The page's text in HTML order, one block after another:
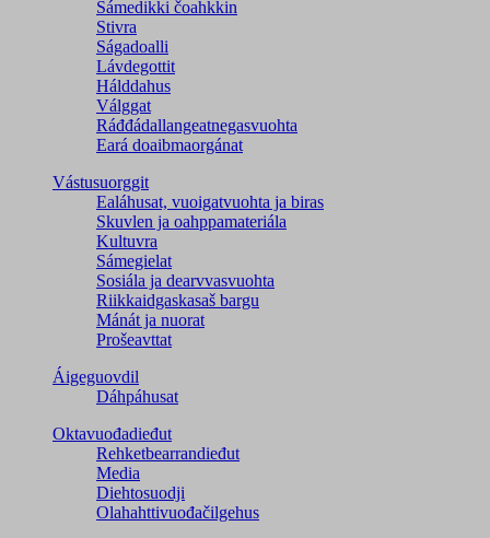
Sámedikki čoahkkin
Stivra
Ságadoalli
Lávdegottit
Hálddahus
Válggat
Ráđđádallangeatnegas­vuohta
Eará doaibmaorgánat
Vástusuorggit
Ealáhusat, vuoigatvuohta ja biras
Skuvlen ja oahppamateriála
Kultuvra
Sámegielat
Sosiála ja dearvvasvuohta
Riikkaidgaskasaš bargu
Mánát ja nuorat
Prošeavttat
Áigeguovdil
Dáhpáhusat
Oktavuođadieđut
Rehketbearrandieđut
Media
Diehtosuodji
Olahahttivuođačilgehus